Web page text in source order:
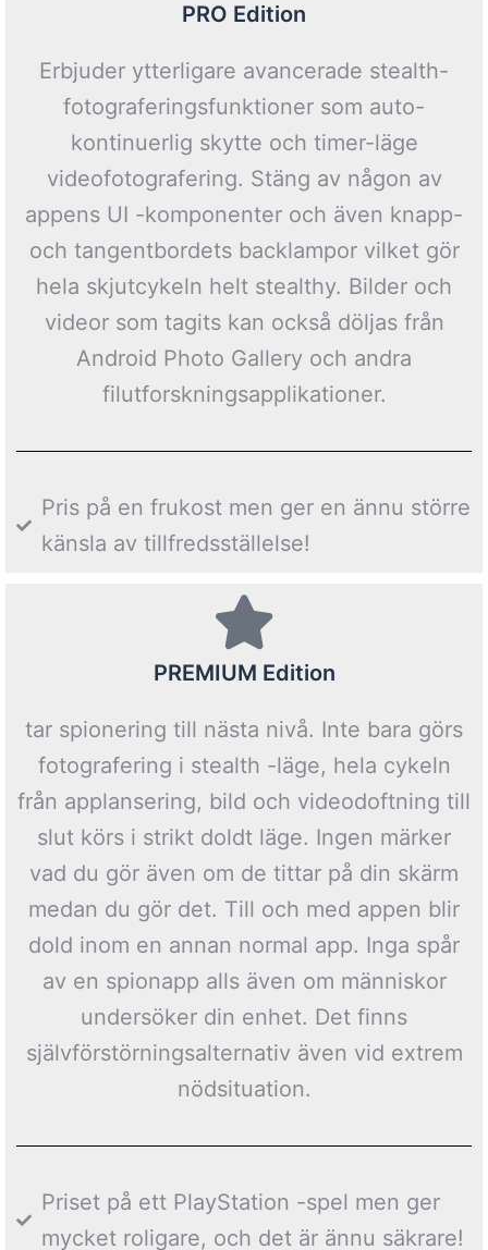
PRO Edition
Erbjuder ytterligare avancerade stealth-
fotograferingsfunktioner som auto-
kontinuerlig skytte och timer-läge
videofotografering. Stäng av någon av
appens UI -komponenter och även knapp-
och tangentbordets backlampor vilket gör
hela skjutcykeln helt stealthy. Bilder och
videor som tagits kan också döljas från
Android Photo Gallery och andra
filutforskningsapplikationer.
Pris på en frukost men ger en ännu större
känsla av tillfredsställelse!
PREMIUM Edition
tar spionering till nästa nivå. Inte bara görs
fotografering i stealth -läge, hela cykeln
från applansering, bild och videodoftning till
slut körs i strikt doldt läge. Ingen märker
vad du gör även om de tittar på din skärm
medan du gör det. Till och med appen blir
dold inom en annan normal app. Inga spår
av en spionapp alls även om människor
undersöker din enhet. Det finns
självförstörningsalternativ även vid extrem
nödsituation.
Priset på ett PlayStation -spel men ger
mycket roligare, och det är ännu säkrare!